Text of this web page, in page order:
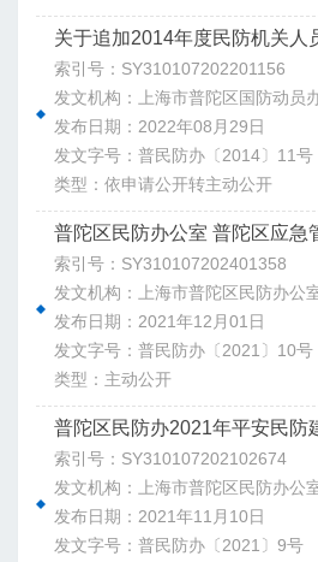
关于追加2014年度民防机关人
索引号：SY310107202201156
发文机构：上海市普陀区国防动员
发布日期：2022年08月29日
发文字号：普民防办〔2014〕11号
类型：依申请公开转主动公开
索引号：SY310107202401358
发文机构：上海市普陀区民防办公
发布日期：2021年12月01日
发文字号：普民防办〔2021〕10号
类型：主动公开
普陀区民防办2021年平安民防
索引号：SY310107202102674
发文机构：上海市普陀区民防办公
发布日期：2021年11月10日
发文字号：普民防办〔2021〕9号